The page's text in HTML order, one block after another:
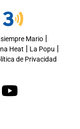
Mario|
Heat | La Popu |
de Privacidad